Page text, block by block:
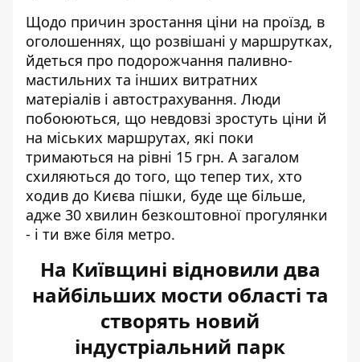
Щодо причин зростання ціни на проїзд, в
оголошеннях, що розвішані у маршрутках,
йдеться про подорожчання паливно-
мастильних та інших витратних
матеріалів і автострахування. Люди
побоюються, що невдовзі зростуть ціни й
на міських маршрутах, які поки
тримаються на рівні 15 грн. А загалом
схиляються до того, що тепер тих, хто
ходив до Києва пішки, буде ще більше,
адже 30 хвилин безкоштовної прогулянки
- і ти вже біля метро.
На Київщині відновили два
найбільших мости області та
створять новий
індустріальний парк